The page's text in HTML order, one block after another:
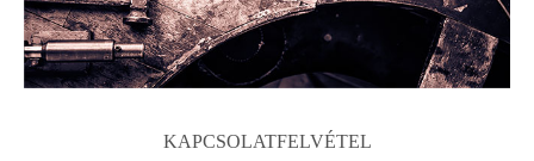
KAPCSOLATFELVÉTEL